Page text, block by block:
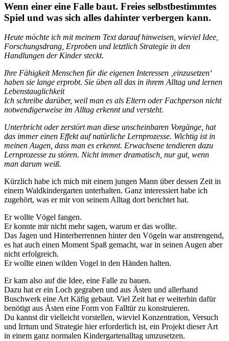
Wenn einer eine Falle baut. Freies selbstbestimmtes
Spiel und was sich alles dahinter verbergen kann.
Heute möchte ich mit meinem Text darauf hinweisen, wieviel Idee,
Forschungsdrang, Erproben und letztlich Strategie in den
Handlungen der Kinder steckt.
Ihre Fähigkeit Menschen für die eigenen Interessen ‚einzusetzen‘
haben sie lange erprobt. Sie üben all das in ihrem Alltag und lernen
Lebenstauglichkeit
Ich schreibe darüber, weil man es als Eltern oder Fachperson nicht
notwendigerweise im Alltag erkennt und versteht.
Unterbricht oder zerstört man diese unscheinbaren Vorgänge, hat
das immer einen Effekt auf natürliche Lernprozesse. Wichtig ist in
meinen Augen, dass man es erkennt. Erwachsene tendieren dazu
Lernprozesse zu stören. Nicht immer dramatisch, nur gut, wenn
man darum weiß.
Kürzlich habe ich mich mit einem jungen Mann über dessen Zeit in
einem Waldkindergarten unterhalten. Ganz interessiert habe ich
zugehört, was er mir von seinem Alltag dort berichtet hat.
Er wollte Vögel fangen.
Er konnte mir nicht mehr sagen, warum er das wollte.
Das Jagen und Hinterherrennen hinter den Vögeln war anstrengend,
es hat auch einen Moment Spaß gemacht, war in seinen Augen aber
nicht erfolgreich.
Er wollte einen wilden Vogel in den Händen halten.
Er kam also auf die Idee, eine Falle zu bauen.
Dazu hat er ein Loch gegraben und aus Ästen und allerhand
Buschwerk eine Art Käfig gebaut. Viel Zeit hat er weiterhin dafür
benötigt aus Ästen eine Form von Falltür zu konstruieren.
Du kannst dir vielleicht vorstellen, wieviel Konzentration, Versuch
und Irrtum und Strategie hier erforderlich ist, ein Projekt dieser Art
in einem ganz normalen Kindergartenalltag umzusetzen.